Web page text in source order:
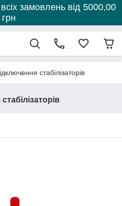
замовлень від 5000,00
грн
стабілізаторів